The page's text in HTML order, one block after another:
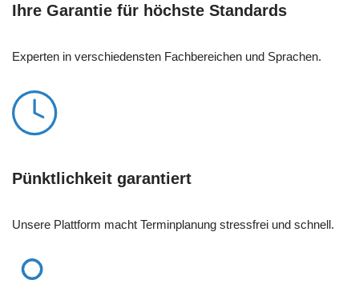
Ihre Garantie für höchste Standards
Experten in verschiedensten Fachbereichen und Sprachen.
Pünktlichkeit garantiert
Unsere Plattform macht Terminplanung stressfrei und schnell.